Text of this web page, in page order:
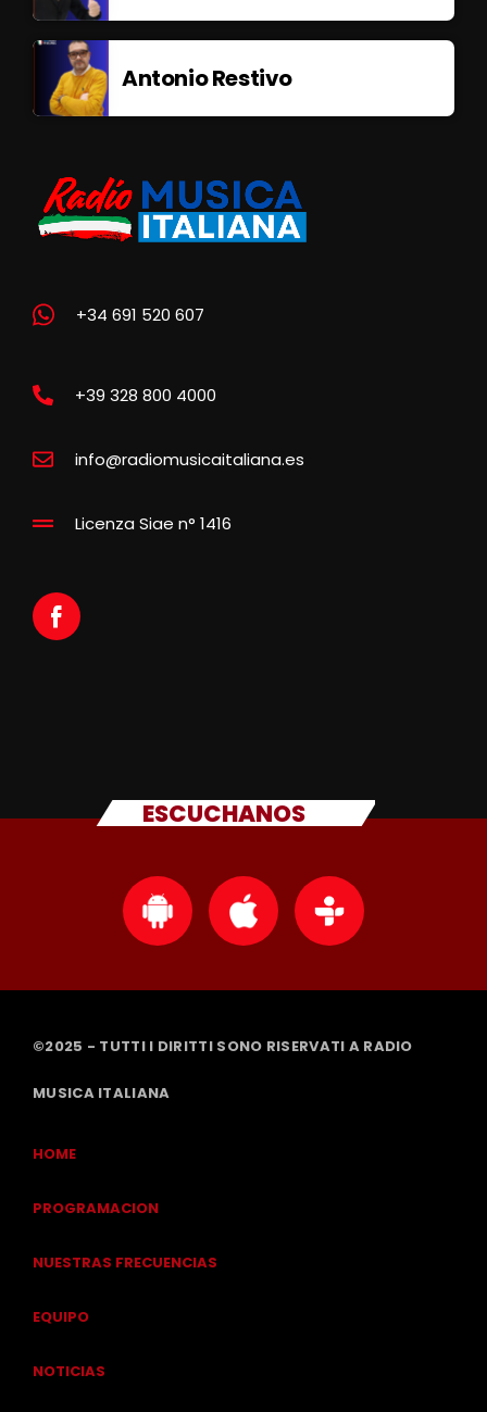
Antonio Restivo
+34 691 520 607
+39 328 800 4000
info@radiomusicaitaliana.es
Licenza Siae n° 1416
ESCUCHANOS
©2025 - TUTTI I DIRITTI SONO RISERVATI A RADIO
MUSICA ITALIANA
HOME
PROGRAMACION
NUESTRAS FRECUENCIAS
EQUIPO
NOTICIAS